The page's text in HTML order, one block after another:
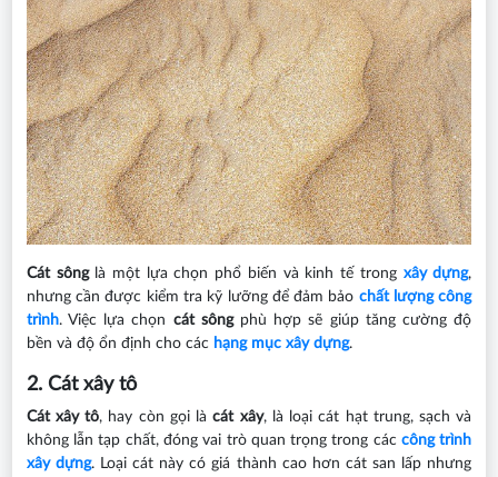
Cát sông là một lựa chọn phổ biến và kinh tế trong xây dựng,
nhưng cần được kiểm tra kỹ lưỡng để đảm bảo chất lượng công
trình. Việc lựa chọn cát sông phù hợp sẽ giúp tăng cường độ
bền và độ ổn định cho các hạng mục xây dựng.
2. Cát xây tô
Cát xây tô, hay còn gọi làcát xây, là loại cát hạt trung, sạch và
không lẫn tạp chất, đóng vai trò quan trọng trong các công trình
xây dựng. Loại cát này có giá thành cao hơn cát san lấp nhưng